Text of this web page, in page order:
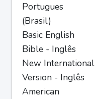
Portugues
(Brasil)
Basic English
Bible - Inglês
New International
Version - Inglês
American